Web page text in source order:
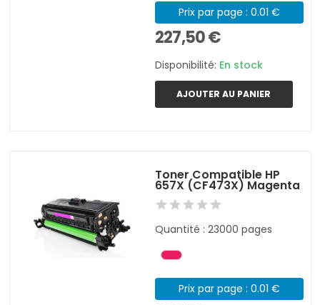
Prix par page : 0.01 €
227,50 €
Disponibilité: En stock
AJOUTER AU PANIER
Toner Compatible HP
657X (CF473X) Magenta
Quantité : 23000 pages
Prix par page : 0.01 €